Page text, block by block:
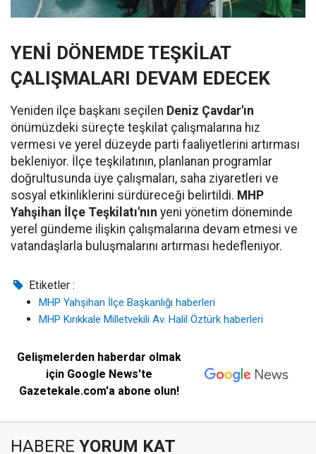
YENİ DÖNEMDE TEŞKİLAT
ÇALIŞMALARI DEVAM EDECEK
Yeniden ilçe başkanı seçilen Deniz Çavdar'ın
önümüzdeki süreçte teşkilat çalışmalarına hız
vermesi ve yerel düzeyde parti faaliyetlerini artırması
bekleniyor. İlçe teşkilatının, planlanan programlar
doğrultusunda üye çalışmaları, saha ziyaretleri ve
sosyal etkinliklerini sürdüreceği belirtildi. MHP
Yahşihan İlçe Teşkilatı'nın yeni yönetim döneminde
yerel gündeme ilişkin çalışmalarına devam etmesi ve
vatandaşlarla buluşmalarını artırması hedefleniyor.
Etiketler :
MHP Yahşihan İlçe Başkanlığı haberleri
MHP Kırıkkale Milletvekili Av. Halil Öztürk haberleri
Gelişmelerden haberdar olmak
için Google News'te
Gazetekale.com'a abone olun!
HABERE YORUM KAT